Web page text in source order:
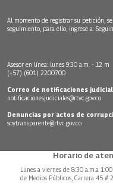
Al momento de registrar su petición,
seguimiento, para ello, ingrese a:
Asesor en línea: lunes 9:30 a.m. - 12 m
(+57) (601) 2200700
Correo de notificaciones
notificacionesjudiciales@rtvc.gov.co
Denuncias por actos de
soytransparente@rtvc.gov.co
Horario de
Lunes a viernes de 8:30 a.m.a
de Medios Públicos, Carrera 45 #